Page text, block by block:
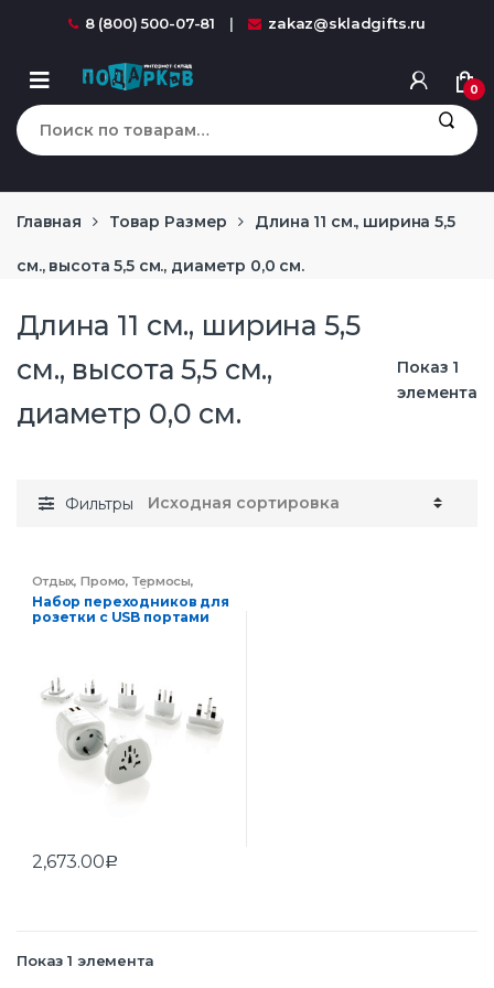
8 (800) 500-07-81 zakaz@skladgifts.ru
0
Искать:
Главная Товар Размер Длина 11 см., ширина 5,5
см., высота 5,5 см., диаметр 0,0 см.
Длина 11 см., ширина 5,5
см., высота 5,5 см.,
диаметр 0,0 см.
Показ 1
элемента
Фильтры
Отдых,Промо,Термосы,
термокружки и бутылки для
воды,Эко-сувениры
Набор переходников для
розетки с USB портами
2,673.00Р
Показ 1 элемента